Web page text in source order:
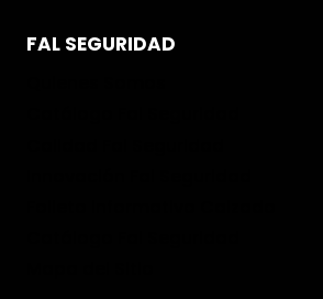
FAL SEGURIDAD